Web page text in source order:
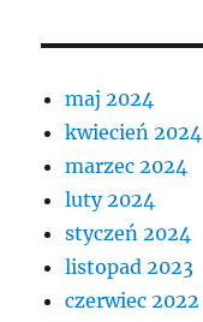
maj 2024
kwiecień 2024
marzec 2024
luty 2024
styczeń 2024
listopad 2023
czerwiec 2022